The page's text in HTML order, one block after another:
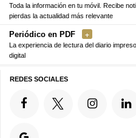
Toda la información en tu móvil. Recibe
pierdas la actualidad más relevante
Periódico en PDF
La experiencia de lectura del diario
digital
REDES SOCIALES